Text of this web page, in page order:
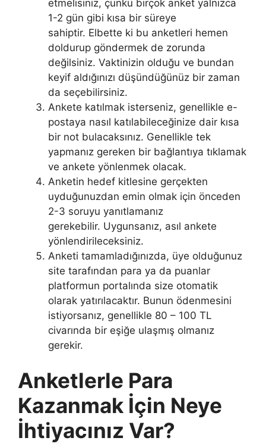
etmelisiniz, çünkü birçok anket yalnızca
1-2 gün gibi kısa bir süreye
sahiptir. Elbette ki bu anketleri hemen
doldurup göndermek de zorunda
değilsiniz. Vaktinizin olduğu ve bundan
keyif aldığınızı düşündüğünüz bir zaman
da seçebilirsiniz.
Ankete katılmak isterseniz, genellikle e-
postaya nasıl katılabileceğinize dair kısa
bir not bulacaksınız. Genellikle tek
yapmanız gereken bir bağlantıya tıklamak
ve ankete yönlenmek olacak.
Anketin hedef kitlesine gerçekten
uyduğunuzdan emin olmak için önceden
2-3 soruyu yanıtlamanız
gerekebilir. Uygunsanız, asıl ankete
yönlendirileceksiniz.
Anketi tamamladığınızda, üye olduğunuz
site tarafından para ya da puanlar
platformun portalında size otomatik
olarak yatırılacaktır. Bunun ödenmesini
istiyorsanız, genellikle 80 – 100 TL
civarında bir eşiğe ulaşmış olmanız
gerekir.
Anketlerle Para
Kazanmak İçin Neye
İhtiyacınız Var?